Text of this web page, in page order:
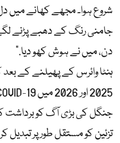
شروع ہوا۔ مجھے کھانے میں
جامنی رنگ کے دھبے پڑنے
دن، میں نے ہوش کھو دیا.”
ہنٹا وائرس کے پھیلنے کے
جنگل کی بڑی آگ کو
تزئین کو مستقل طور پر تبدیل